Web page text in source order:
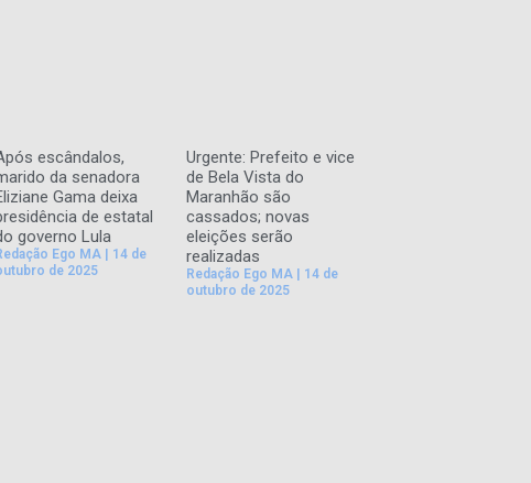
escândalos,
da senadora
Gama deixa
de estatal
governo Lula
Ego MA
14 de
de 2025
Urgente: Prefeito e vice
de Bela Vista do
Maranhão são
cassados; novas
eleições serão
realizadas
Redação Ego MA
14 de
outubro de 2025